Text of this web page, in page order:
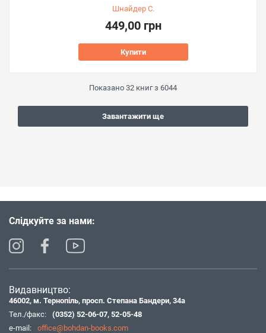
Шнайдер С.
449,00 грн
Купити
Показано 32 книг з 6044
Завантажити ще
Слідкуйте за нами:
Видавництво:
46002, м. Тернопіль, просп. Степана Бандери, 34а
Тел./факс:
(0352) 52-06-07, 52-05-48
e-mail:
office@bohdan-books.com